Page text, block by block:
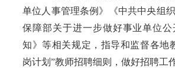
单位人事管理条例》《中共中央组
保障部关于进一步做好事业单位公
知》等相关规定，指导和监督各地
岗计划”教师招聘细则，做好招聘工作